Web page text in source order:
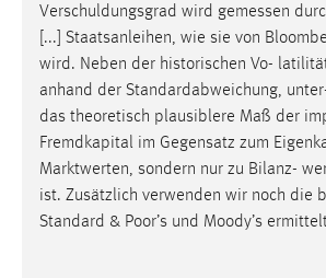
Verschuldungsgrad wird gemessen
[...] Staatsanleihen, wie sie von
wird. Neben der historischen Vo-
anhand der Standardabweichung,
das theoretisch plausiblere Maß der
Fremdkapital im Gegensatz zum
Marktwerten, sondern nur zu Bilanz-
ist. Zusätzlich verwenden wir noch die
Standard & Poor’s und Moody’s